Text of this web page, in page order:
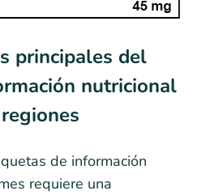
principales del
nutricional
de información
requiere una